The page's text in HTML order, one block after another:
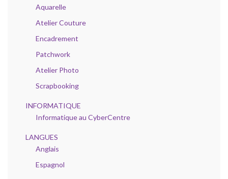
Aquarelle
Atelier Couture
Encadrement
Patchwork
Atelier Photo
Scrapbooking
INFORMATIQUE
Informatique au CyberCentre
LANGUES
Anglais
Espagnol